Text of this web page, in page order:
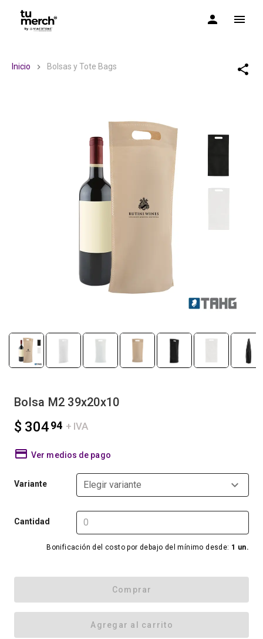
TuMerch by Via Cotone
Inicio Bolsas y Tote Bags
Bolsa M2 39x20x10
$ 30494 + IVA
Ver medios de pago
Variante Elegir variante
Cantidad
Bonificación del costo por debajo del mínimo desde: 1 un.
Comprar
Agregar al carrito